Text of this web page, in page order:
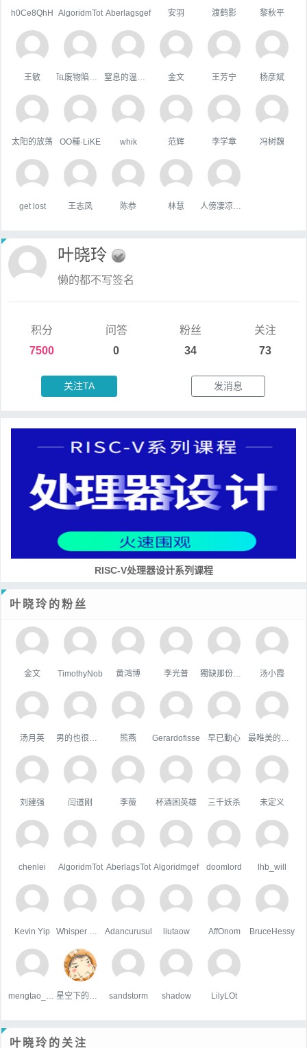
h0Ce8QhH AlgoridmTot Aberlagsgef 安羽 渡鹤影 黎秋平
王敏 金文 王芳宁 杨彦斌
太阳的放荡 OO種·LiKE whik 范辉 李学章 冯树魏
get lost 王志凤 陈恭 林慧
叶晓玲
懒的都不写签名
积分
7500
问答
0
粉丝
34
关注
73
关注TA 发消息
RISC-V处理器设计系列课程
叶晓玲的粉丝
金文 TimothyNob 黄鸿博 李光普 汤小霞
汤月英 熊燕 Gerardofisse 早已動心
刘建强 闫道刚 李薇 杯酒困英雄 三千妖杀 未定义
chenlei AlgoridmTot AberlagsTot Algoridmgef doomlord lhb_will
Kevin Yip Adancurusul liutaow AffOnom BruceHessy
sandstorm shadow LilyLOt
叶晓玲的关注